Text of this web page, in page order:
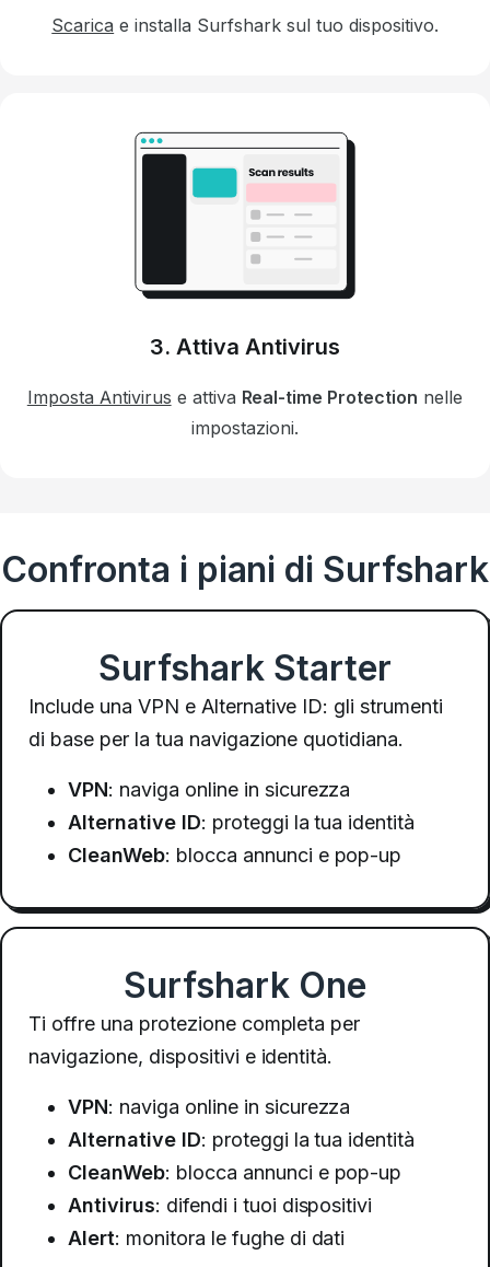
Scarica e installa Surfshark sul tuo dispositivo.
3. Attiva Antivirus
Imposta Antivirus e attiva Real-time Protection nelle
impostazioni.
Confronta i piani di Surfshark
Surfshark Starter
Include una VPN e Alternative ID: gli strumenti
di base per la tua navigazione quotidiana.
VPN: naviga online in sicurezza
Alternative ID: proteggi la tua identità
CleanWeb: blocca annunci e pop-up
Surfshark One
Ti offre una protezione completa per
navigazione, dispositivi e identità.
VPN: naviga online in sicurezza
Alternative ID: proteggi la tua identità
CleanWeb: blocca annunci e pop-up
Antivirus: difendi i tuoi dispositivi
Alert: monitora le fughe di dati